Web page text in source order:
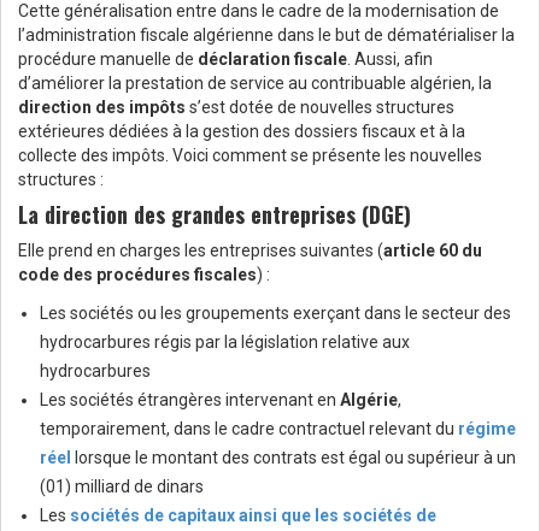
Cette généralisation entre dans le cadre de la modernisation de
l’administration fiscale algérienne dans le but de dématérialiser la
procédure manuelle de déclaration fiscale . Aussi, afin
d’améliorer la prestation de service au contribuable algérien, la
direction des impôts s’est dotée de nouvelles structures
extérieures dédiées à la gestion des dossiers fiscaux et à la
collecte des impôts. Voici comment se présente les nouvelles
structures :
La direction des grandes entreprises (DGE)
Elle prend en charges les entreprises suivantes (article 60 du
code des procédures fiscales) :
Les sociétés ou les groupements exerçant dans le secteur des
hydrocarbures régis par la législation relative aux
hydrocarbures
Les sociétés étrangères intervenant en Algérie,
temporairement, dans le cadre contractuel relevant du régime
réel
lorsque le montant des contrats est égal ou supérieur à un
(01) milliard de dinars
Les sociétés de capitaux ainsi que les sociétés de